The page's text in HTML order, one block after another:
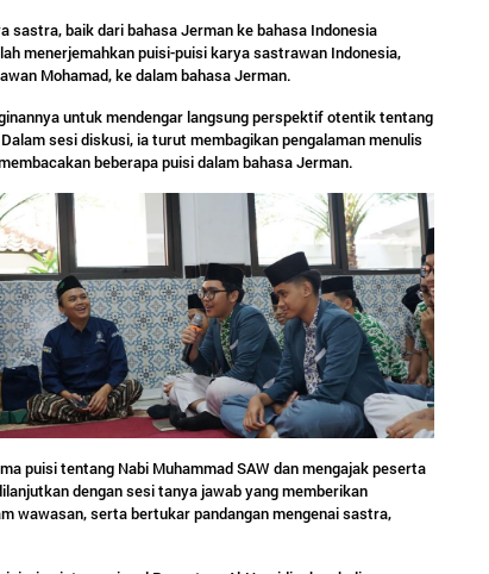
sastra, baik dari bahasa Jerman ke bahasa Indonesia
menerjemahkan puisi-puisi karya sastrawan Indonesia,
Mohamad, ke dalam bahasa Jerman.
untuk mendengar langsung perspektif otentik tentang
sesi diskusi, ia turut membagikan pengalaman menulis
beberapa puisi dalam bahasa Jerman.
puisi tentang Nabi Muhammad SAW dan mengajak peserta
dengan sesi tanya jawab yang memberikan
wawasan, serta bertukar pandangan mengenai sastra,